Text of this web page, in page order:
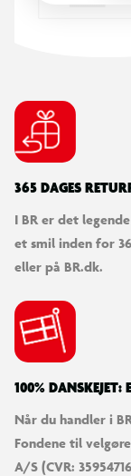
365 DAGES
I BR er det
et smil inden for
eller på BR.dk.
100% DANSKEJET:
Når du handler i
Fondene til
A/S (CVR: